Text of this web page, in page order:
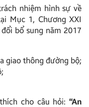
nhiệm hình sự về
Mục 1, Chương XXI
bổ sung năm 2017
giao thông đường bộ;
cho câu hỏi: “An